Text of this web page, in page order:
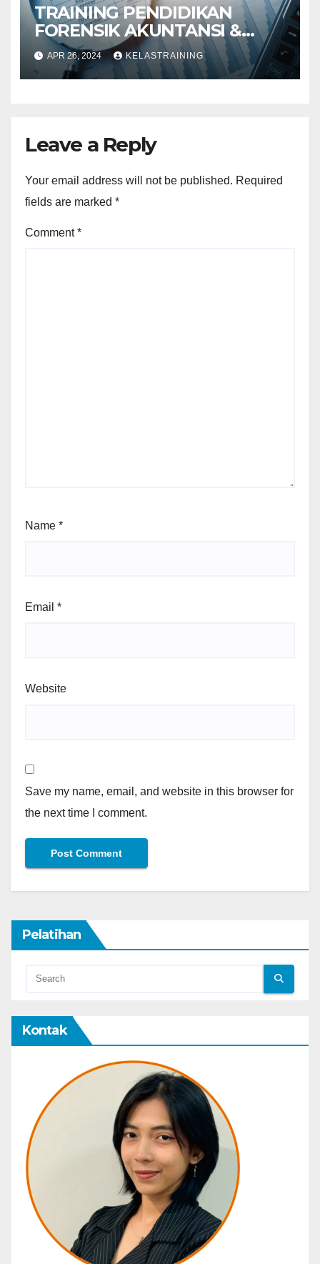
TRAINING PENDIDIKAN
FORENSIK AKUNTANSI &
AUDIT INVESTIGATIF
APR 26, 2024 KELASTRAINING
Leave a Reply
Your email address will not be published. Required
fields are marked *
Comment*
Name *
Email *
Website
Save my name, email, and website in this browser for
the next time I comment.
Pelatihan
Kontak